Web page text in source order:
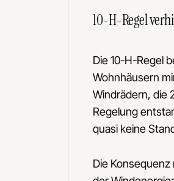
10-H-Regel
Die 10-H-Regel
Wohnhäusern
Windrädern, die
Regelung
quasi keine
Die